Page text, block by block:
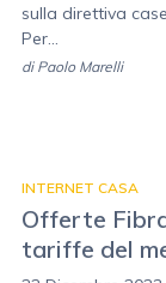
sulla direttiva
Per...
di Paolo Marelli
INTERNET CASA
Offerte
tariffe del